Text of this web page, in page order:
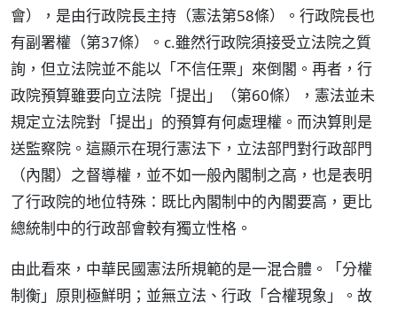
會），是由行政院長主持（憲法第58條）。行政院長也
有副署權（第37條）。c.雖然行政院須接受立法院之質
詢，但立法院並不能以「不信任票」來倒閣。再者，行
政院預算雖要向立法院「提出」（第60條），憲法並未
規定立法院對「提出」的預算有何處理權。而決算則是
送監察院。這顯示在現行憲法下，立法部門對行政部門
（內閣）之督導權，並不如一般內閣制之高，也是表明
了行政院的地位特殊：既比內閣制中的內閣要高，更比
總統制中的行政部會較有獨立性格。
由此看來，中華民國憲法所規範的是一混合體。「分權
制衡」原則極鮮明；並無立法、行政「合權現象」。故